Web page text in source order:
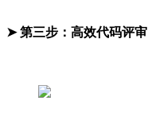
➤ 第三步：高效代码评审